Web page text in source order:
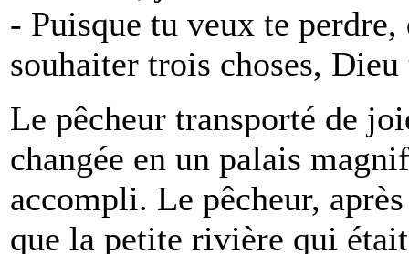
- Puisque tu veux te
souhaiter trois choses,
Le pêcheur transporté de
changée en un palais
accompli. Le pêcheur,
que la petite rivière qui